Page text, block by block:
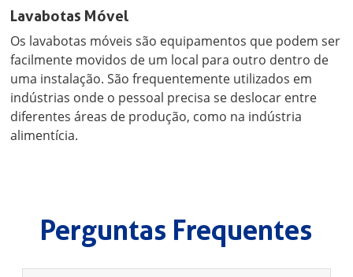
Lavabotas Móvel
Os lavabotas móveis são equipamentos que podem ser
facilmente movidos de um local para outro dentro de
uma instalação. São frequentemente utilizados em
indústrias onde o pessoal precisa se deslocar entre
diferentes áreas de produção, como na indústria
alimentícia.
Perguntas Frequentes